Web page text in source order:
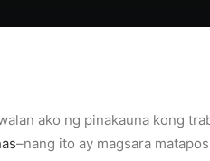
ako ng pinakauna kong
–nang ito ay magsara